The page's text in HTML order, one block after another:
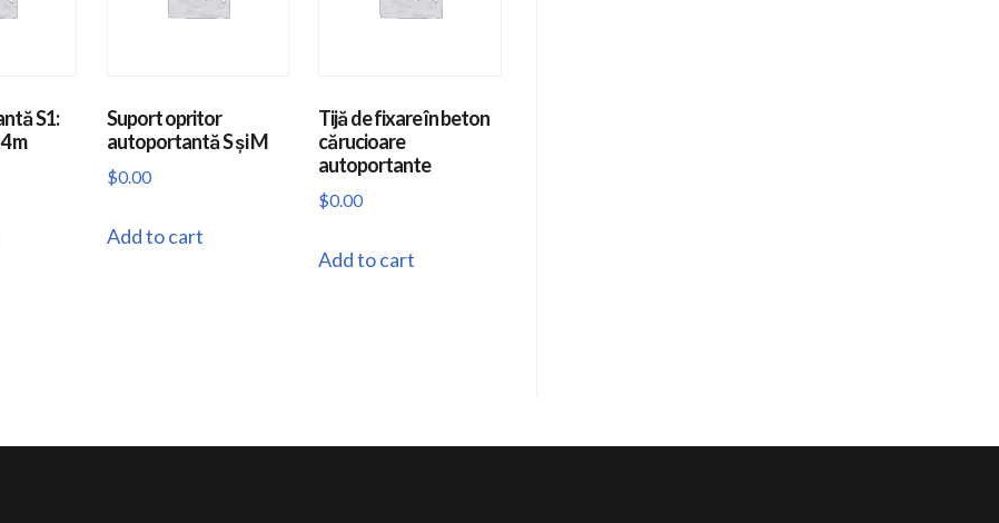
S1:
m
Suport opritor
autoportantă S și M
$0.00
Add to cart
Tijă de fixare în beton
cărucioare
autoportante
$0.00
Add to cart